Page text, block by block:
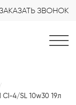
ЗВОНОК
CI-4/SL 10w30 19л